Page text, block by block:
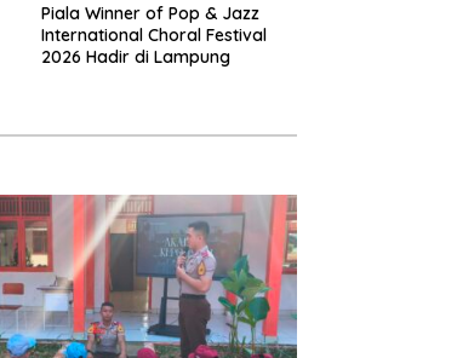
Piala Winner of Pop & Jazz
International Choral Festival
2026 Hadir di Lampung